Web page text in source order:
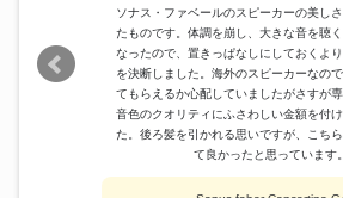
EL34 6CA7
ソナス・ファベールのスピーカーの美し
たものです。体調を崩し、大きな音を聴
なったので、置きっぱなしにしておくよ
を決断しました。海外のスピーカーなの
てもらえるか心配していましたがさすが
音色のクオリティにふさわしい金額を付
た。後ろ髪を引かれる思いですが、こち
て良かったと思っています。